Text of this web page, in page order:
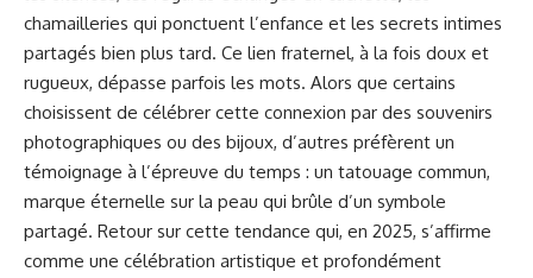
chamailleries qui ponctuent l’enfance et les secrets intimes
partagés bien plus tard. Ce lien fraternel, à la fois doux et
rugueux, dépasse parfois les mots. Alors que certains
choisissent de célébrer cette connexion par des souvenirs
photographiques ou des bijoux, d’autres préfèrent un
témoignage à l’épreuve du temps : un tatouage commun,
marque éternelle sur la peau qui brûle d’un symbole
partagé. Retour sur cette tendance qui, en 2025, s’affirme
comme une célébration artistique et profondément